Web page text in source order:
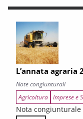
L’annata agraria
Note congiunturali
Agricoltura Imprese e
Nota congiunturale